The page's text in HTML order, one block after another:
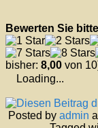
Bewerten Sie
bisher: 8,00 von
Loading...
Posted by admin